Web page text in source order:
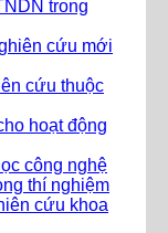
trong
cứu mới
cứu thuộc
hoạt động
công nghệ
thí nghiệm
cứu khoa